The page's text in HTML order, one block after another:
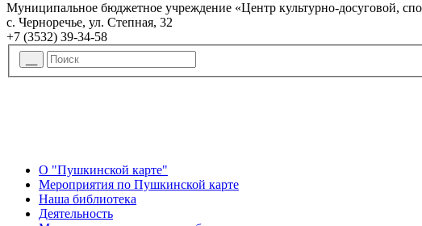
Муниципальное бюджетное учреждение «Центр культурно-досуговой,
с. Черноречье, ул. Степная, 32
+7 (3532) 39-34-58
О "Пушкинской карте"
Мероприятия по Пушкинской карте
Наша библиотека
Деятельность